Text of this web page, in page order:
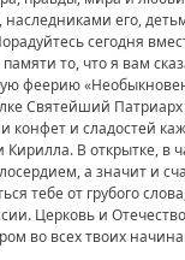
его,
сегодня
то, что я вам
феерию
Святейший
и сладостей
Кирилла. В открытке,
а значит и
тебе от грубого
Церковь и
во всех твоих